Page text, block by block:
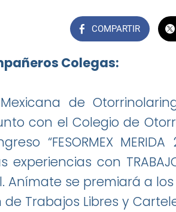
COMPARTIR
Colegas:
de
con el Colegio de
“FESORMEX
con
Anímate se premiará a
Trabajos Libres y